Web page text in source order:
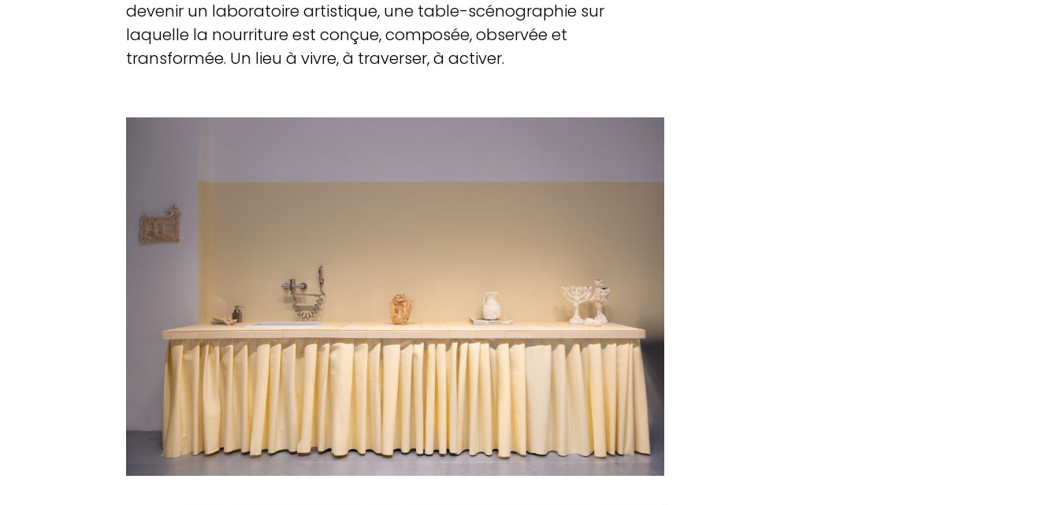
devenir un laboratoire artistique, une table-scénographie sur
laquelle la nourriture est conçue, composée, observée et
transformée. Un lieu à vivre, à traverser, à activer.